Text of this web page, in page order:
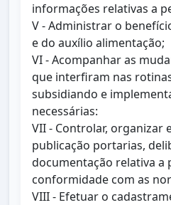
informações relativas a
V - Administrar o
e do auxílio alimentação;
VI - Acompanhar as
que interfiram nas
subsidiando e
necessárias:
VII - Controlar, organizar
publicação portarias,
documentação relativa a
conformidade com as
VIII - Efetuar o